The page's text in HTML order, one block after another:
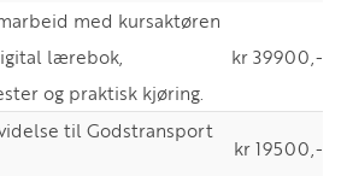
med kursaktøren
lærebok,
og praktisk kjøring.
kr 39900,-
til Godstransport
kr 19500,-